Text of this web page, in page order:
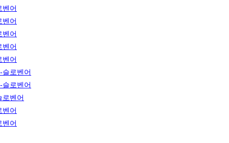
벤어
벤어
벤어
벤어
벤어
슬로벤어
슬로벤어
로벤어
벤어
벤어